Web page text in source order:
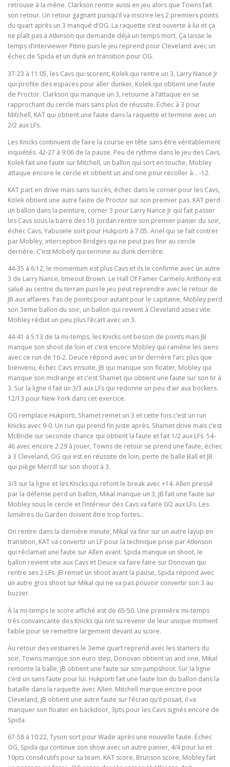
retrouve à la mène. Clarkson rentre aussi en jeu alors que Towns fait
son retour. Un retour gagnant puisqu’il va inscrire les 2 premiers points
du quart après un 3 manqué d’OG. La raquette s’est ouverte à lui et ça
ne plaît pas à Atkinson qui demande déjà un temps mort. Ça laisse le
temps d’interviewer Pitino puis le jeu reprend pour Cleveland avec un
échec de Spida et un dunk en transition pour OG.
37-23 à 11:05, les Cavs qui scorent, Kolek qui rentre un 3, Larry Nance Jr
qui profite des espaces pour aller dunker, Kolek qui obtient une faute
de Proctor. Clarkson qui manque un 3, retourne à l’attaque en se
rapprochant du cercle mais sans plus de réussite. Échec à 3 pour
Mitchell, KAT qui obtient une faute dans la raquette et termine avec un
2/2 aux LFs.
Les Knicks continuent de faire la course en tête sans être véritablement
inquiétés. 42-27 à 9:06 de la pause. Peu de rythme dans le jeu des Cavs,
Kolek fait une faute sur Mitchell, un ballon qui sort en touche, Mobley
attaque encore le cercle et obtient un and one pour recoller à… -12.
KAT part en drive mais sans succès, échec dans le corner pour les Cavs,
Kolek obtient une autre faute de Proctor sur son premier pas. KAT perd
un ballon dans la peinture, corner 3 pour Larry Nance Jr qui fait passer
les Cavs sous la barre des 10. Jordan rentre son premier panier du soir,
échec Cavs, Yabusele sort pour Hukporti à 7:05. Ariel qui se fait contrer
par Mobley, interception Bridges qui ne peut pas finir au cercle
derrière. C’est Mobely qui termine au dunk derrière.
44-35 à 6:12, le momentum est plus Cavs et ils le confirme avec un autre
3 de Larry Nance, timeout Brown. Le Hall Of Famer Carmelo Anthony est
salué au centre du terrain puis le jeu peut reprendre avec le retour de
JB aux affaires. Pas de points pour autant pour le capitaine, Mobley perd
son 3eme ballon du soir, un ballon qui revient à Cleveland assez vite.
Mobley réduit un peu plus l’écart avec un 3.
44-41 à 5:13 de la mi-temps, les Knicks ont besoin de points mais JB
manque son shoot de loin et c’est encore Mobley qui ramène les siens
avec ce run de 16-2. Deuce répond avec un tir derrière l’arc plus que
bienvenu, échec Cavs ensuite, JB qui manque son floater, Mobley qui
manque son midrange et c’est Shamet qui obtient une faute sur son tir à
3. Sur la ligne il fait un 3/3 aux LFs qui redonne un peu d’air aux bockers.
12/13 pour New York dans cet exercice.
OG remplace Hukporti, Shamet remet un 3 et cette fois c’est un run
Knicks avec 9-0. Un run qui prend fin juste après. Shamet drive mais c’est
McBride sur seconde chance qui obtient la faute et fait 1/2 aux LFs. 54-
46 avec encore 2:29 à jouer, Towns de retour se prend une faute, échec
à 3 Cleveland, OG qui est en réussite de loin, perte de balle Ball et JB
qui piège Merrill sur son shoot à 3.
3/3 sur la ligne et les Knicks qui refont le break avec +14. Allen pressé
par la défense perd un ballon, Mikal manque un 3, JB fait une faute sur
Mobley sous le cercle et l’intérieur des Cavs va faire 0/2 aux LFs. Les
lumières du Garden doivent être trop fortes…
On rentre dans la dernière minute, Mikal va finir sur un autre layup en
transition, KAT va convertir un LF pour la technique prise par Atkinson
qui réclamait une faute sur Allen avant. Spida manque un shoot, le
ballon revient vite aux Cavs et Deuce va faire faire sur Donovan qui
rentre ses 2 LFs. JB remet un shoot avant la pause, Spida répond avec
un autre gros shoot sur Mikal qui ne va pas pouvoir convertir son 3 au
buzzer.
À la mi-temps le score affiché est de 65-50. Une première mi-temps
très convaincante des Knicks qui ont su revenir de leur unique moment
faible pour se remettre largement devant au score.
Au retour des vestiaires le 3eme quart reprend avec les starters du
soir, Towns manque son euro step, Donovan obtient un and one, Mikal
remonte la balle, JB obtient une faute sur son jumpshoot. Sur la ligne
c’est un sans faute pour lui. Hukporti fait une faute loin du ballon dans la
bataille dans la raquette avec Allen. Mitchell marque encore pour
Cleveland, JB obtient une autre faute sur l’écran qu’il posait, il va
manquer son floater en backdoor, 3pts pour les Cavs signés encore de
Spida.
67-58 à 10:22, Tyson sort pour Wade après une nouvelle faute. Échec
OG, Spida qui continue son show avec un autre panier, 4/4 pour lui et
10pts consécutifs pour sa team. KAT score, Brunson score, Mobley fait